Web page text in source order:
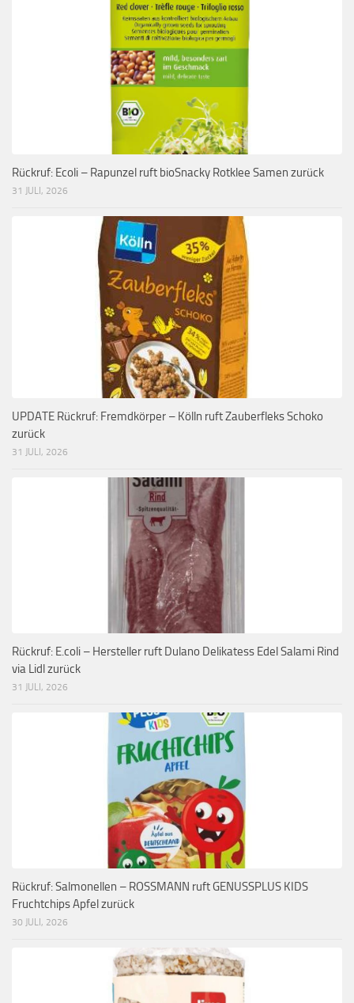
Rückruf: Ecoli – Rapunzel ruft bioSnacky Rotklee Samen zurück
31 JULI, 2026
UPDATE Rückruf: Fremdkörper – Kölln ruft Zauberfleks Schoko
zurück
31 JULI, 2026
Rückruf: E.coli – Hersteller ruft Dulano Delikatess Edel Salami Rind
via Lidl zurück
31 JULI, 2026
Rückruf: Salmonellen – ROSSMANN ruft GENUSSPLUS KIDS
Fruchtchips Apfel zurück
30 JULI, 2026